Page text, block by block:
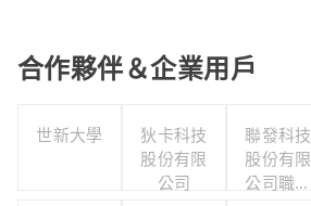
合作夥伴＆企業用戶
世新大學
狄卡科技
股份有限
公司
聯發科技
股份有限
公司職工